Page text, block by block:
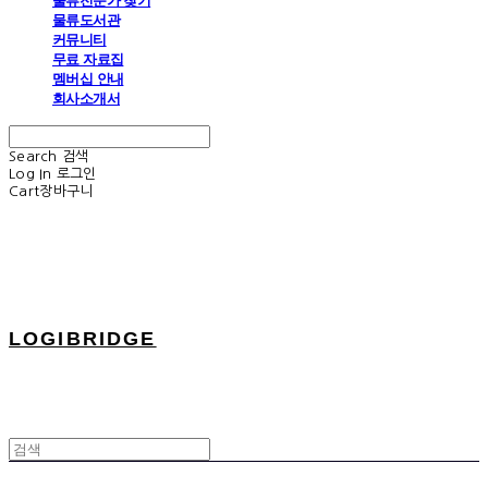
물류도서관
커뮤니티
무료 자료집
멤버십 안내
회사소개서
Search
검색
Log In 로그인
Cart장바구니
LOGIBRIDGE